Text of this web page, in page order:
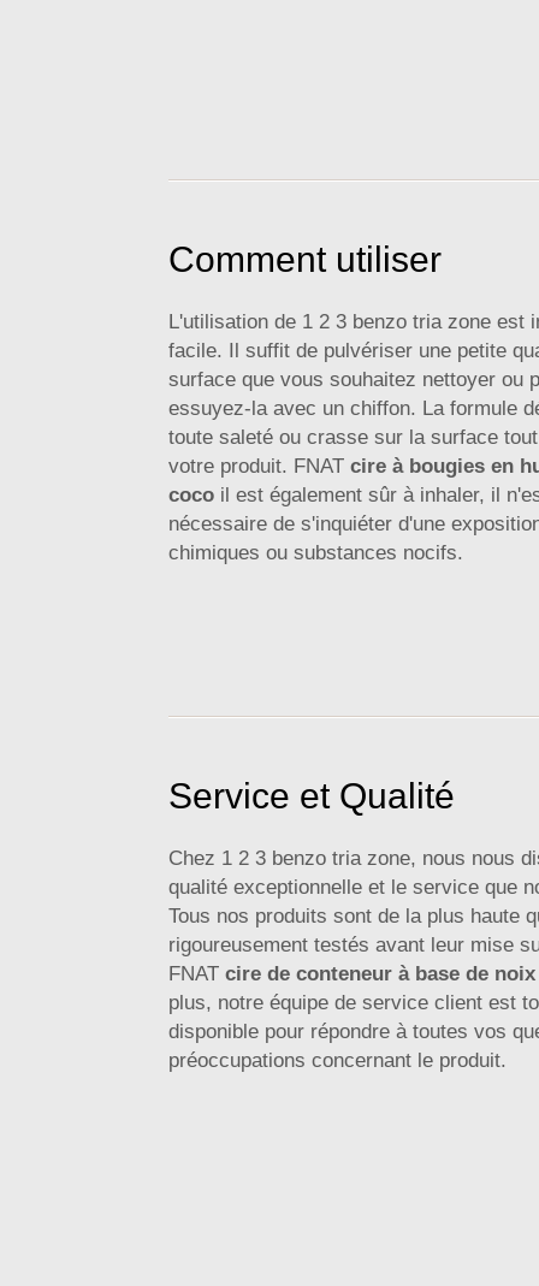
Comment utiliser
L'utilisation de 1 2 3 benzo tria zone est
facile. Il suffit de pulvériser une petite
surface que vous souhaitez nettoyer ou
essuyez-la avec un chiffon. La formule
toute saleté ou crasse sur la surface
votre produit. FNAT cire à bougies en
coco il est également sûr à inhaler, il
nécessaire de s'inquiéter d'une
chimiques ou substances nocifs.
Service et Qualité
Chez 1 2 3 benzo tria zone, nous nous
qualité exceptionnelle et le service que
Tous nos produits sont de la plus haute
rigoureusement testés avant leur mise
FNAT cire de conteneur à base de
plus, notre équipe de service client est
disponible pour répondre à toutes vos
préoccupations concernant le produit.